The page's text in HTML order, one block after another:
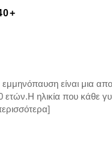
είναι μια
ετών.H ηλικία που κάθε